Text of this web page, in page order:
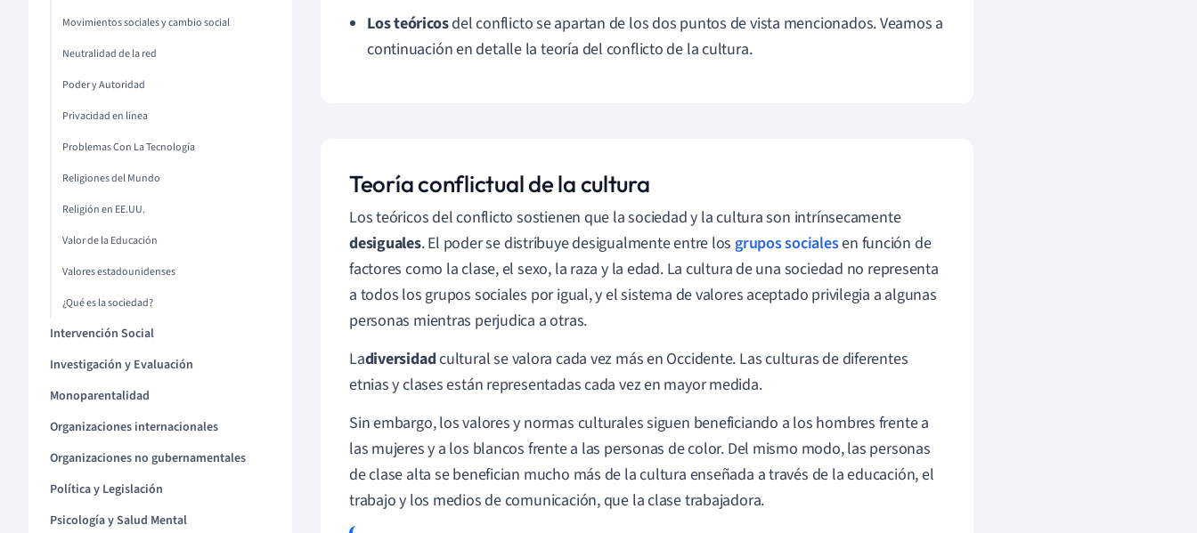
Movimientos sociales y cambio social
Neutralidad de la red
Poder y Autoridad
Privacidad en línea
Problemas Con La Tecnología
Religiones del Mundo
Religión en EE.UU.
Valor de la Educación
Valores estadounidenses
¿Qué es la sociedad?
Intervención Social
Investigación y Evaluación
Monoparentalidad
Organizaciones internacionales
Organizaciones no gubernamentales
Política y Legislación
Psicología y Salud Mental
Los teóricosdel conflicto se apartan de los dos puntos de vista mencionados. Veamos a
continuación en detalle la teoría del conflicto de la cultura.
Teoría conflictual de la cultura
Los teóricos del conflicto sostienen que la sociedad y la cultura son intrínsecamente
desiguales. El poder se distribuye desigualmente entre losgrupos socialesen función de
factores como la clase, el sexo, la raza y la edad. La cultura de una sociedad no representa
a todos los grupos sociales por igual, y el sistema de valores aceptado privilegia a algunas
personas mientras perjudica a otras.
Ladiversidadcultural se valora cada vez más en Occidente. Las culturas de diferentes
etnias y clases están representadas cada vez en mayor medida.
Sin embargo, los valores y normas culturales siguen beneficiando a los hombres frente a
las mujeres y a los blancos frente a las personas de color. Del mismo modo, las personas
de clase alta se benefician mucho más de la cultura enseñada a través de la educación, el
trabajo y los medios de comunicación, que la clase trabajadora.